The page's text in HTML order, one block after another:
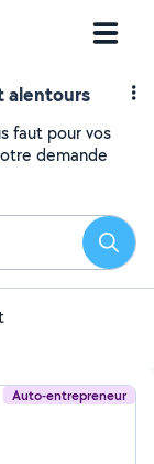
alentours
faut pour vos
demande
Auto-entrepreneur